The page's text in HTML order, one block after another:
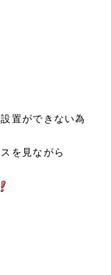
置ができない為
を見ながら